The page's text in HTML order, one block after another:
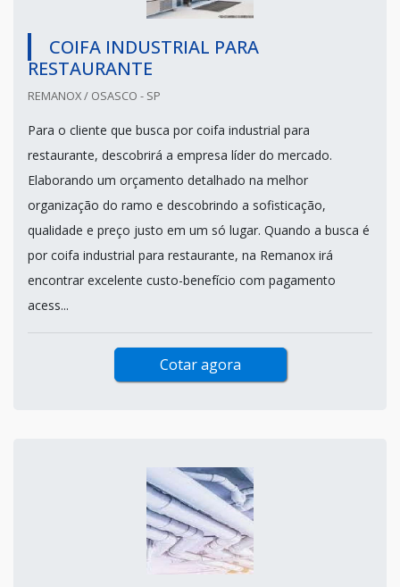
COIFA INDUSTRIAL PARA
RESTAURANTE
REMANOX / OSASCO - SP
Para o cliente que busca por coifa industrial para
restaurante, descobrirá a empresa líder do mercado.
Elaborando um orçamento detalhado na melhor
organização do ramo e descobrindo a sofisticação,
qualidade e preço justo em um só lugar. Quando a busca é
por coifa industrial para restaurante, na Remanox irá
encontrar excelente custo-benefício com pagamento
acess...
Cotar agora